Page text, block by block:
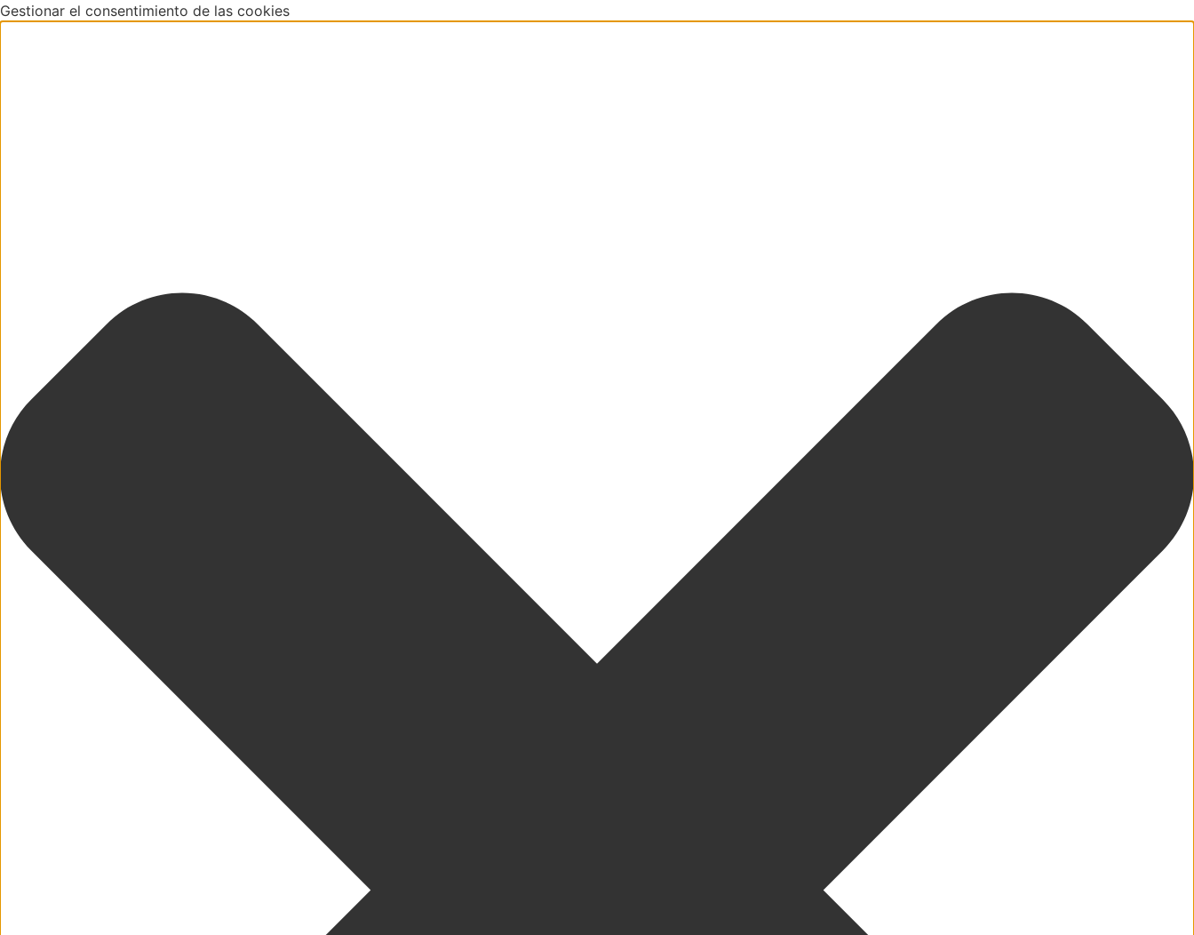
Gestionar el consentimiento de las cookies